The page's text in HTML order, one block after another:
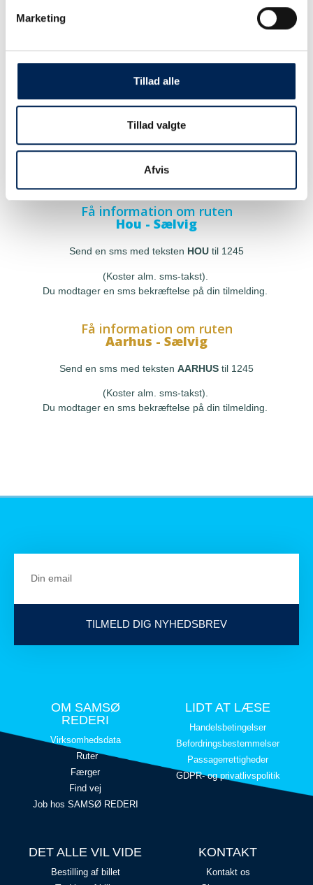
Marketing
Tillad alle
Tillad valgte
Afvis
Få information om ruten
Hou - Sælvig
Send en sms med teksten HOU til 1245
(Koster alm. sms-takst).
Du modtager en sms bekræftelse på din tilmelding.
Få information om ruten
Aarhus - Sælvig
Send en sms med teksten AARHUS til 1245
(Koster alm. sms-takst).
Du modtager en sms bekræftelse på din tilmelding.
TILMELD DIG NYHEDSBREV
OM SAMSØ
REDERI
Virksomhedsdata
Ruter
Færger
Find vej
Job hos SAMSØ REDERI
LIDT AT LÆSE
Handelsbetingelser
Befordringsbestemmelser
Passagerrettigheder
GDPR- og privatlivspolitik
DET ALLE VIL VIDE
Bestilling af billet
KONTAKT
Kontakt os